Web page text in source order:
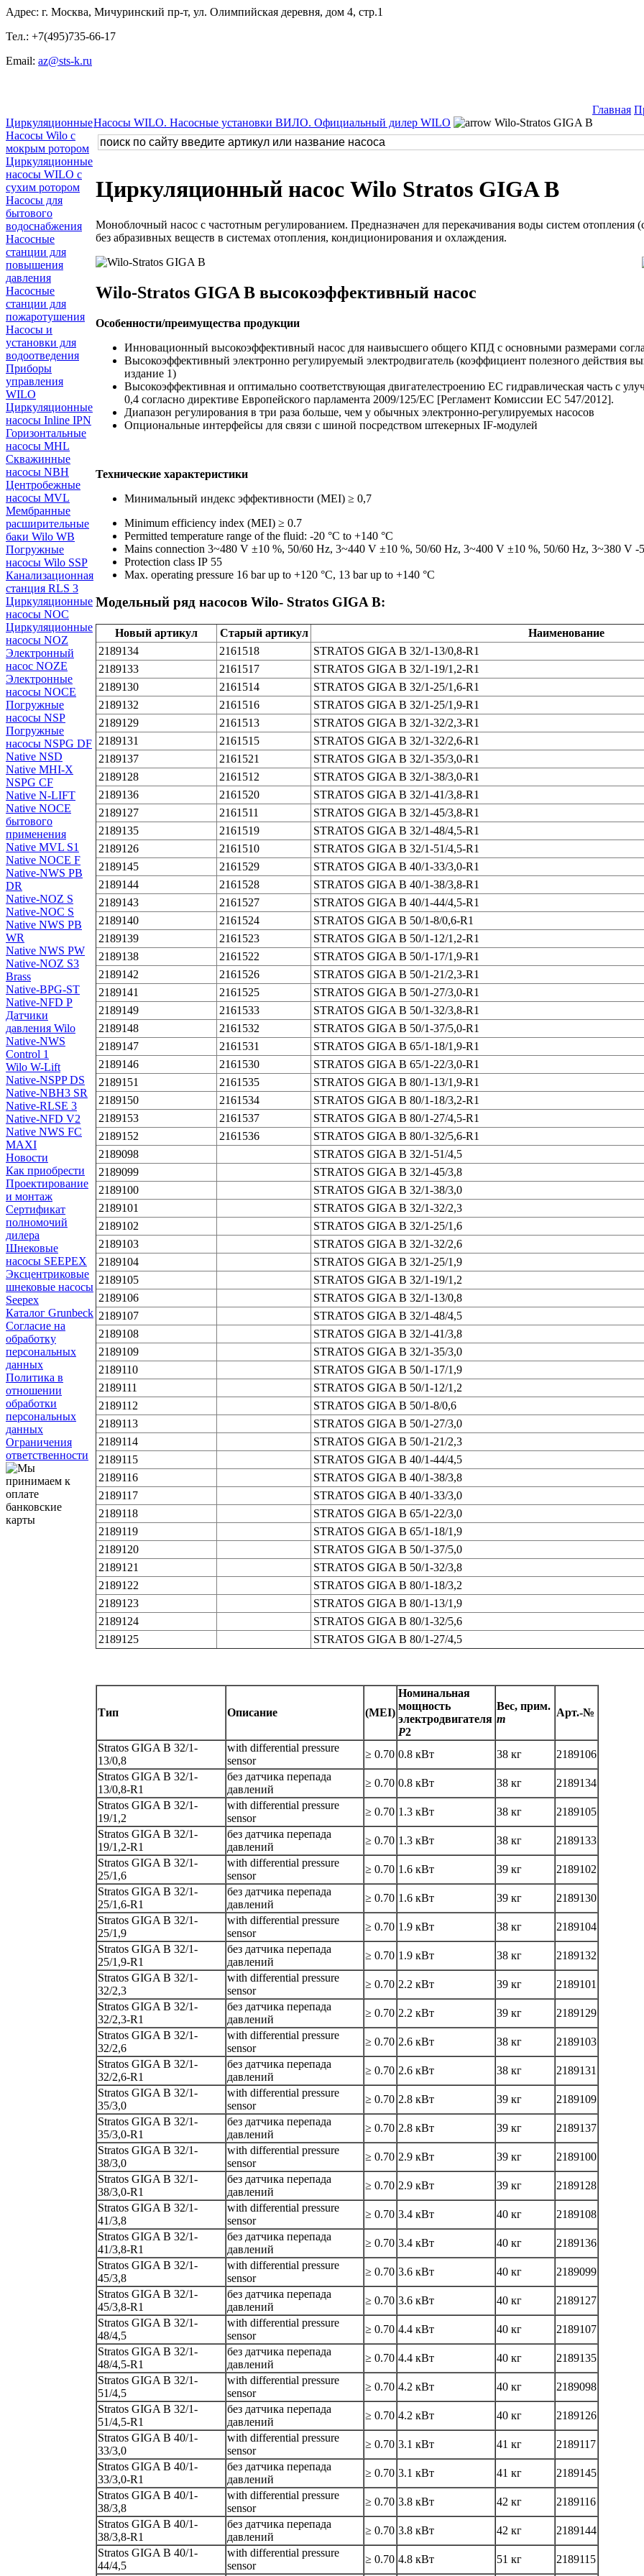
Адрес: г. Москва, Мичуринский пр-т, ул. Олимпийская деревня, дом 4, стр.1
Тел.: +7(495)735-66-17
Email: az@sts-k.ru
Главная
Циркуляционные
Насосы Wilo с
мокрым ротором
Циркуляционные
насосы WILO с
сухим ротором
Насосы для
бытового
водоснабжения
Насосные
станции для
повышения
давления
Насосные
станции для
пожаротушения
Насосы и
установки для
водоотведения
Приборы
управления
WILO
Циркуляционные
насосы Inline IPN
Горизонтальные
насосы MHL
Скважинные
насосы NBH
Центробежные
насосы MVL
Мембранные
расширительные
баки Wilo WB
Погружные
насосы Wilo SSP
Канализационная
станция RLS 3
Циркуляционные
насосы NOC
Циркуляционные
насосы NOZ
Электронный
насос NOZE
Электронные
насосы NOCE
Погружные
насосы NSP
Погружные
насосы NSPG DF
Native NSD
Native MHI-X
NSPG CF
Native N-LIFT
Native NOCE
бытового
применения
Native MVL S1
Native NOCE F
Native-NWS PB
DR
Native-NOZ S
Native-NOC S
Native NWS PB
WR
Native NWS PW
Native-NOZ S3
Brass
Native-BPG-ST
Native-NFD P
Датчики
давления Wilo
Native-NWS
Control 1
Wilo W-Lift
Native-NSPP DS
Native-NBH3 SR
Native-RLSE 3
Native-NFD V2
Native NWS FC
MAXI
Новости
Как приобрести
Проектирование
и монтаж
Сертификат
полномочий
дилера
Шнековые
насосы SEEPEX
Эксцентриковые
шнековые насосы
Seepex
Каталог Grunbeck
Согласие на
обработку
персональных
данных
Политика в
отношении
обработки
персональных
данных
Ограничения
ответственности
Насосы WILO. Насосные установки ВИЛО. Официальный дилер WILO Wilo-Stratos GIGA B
Циркуляционный насос Wilo Stratos GIGA B
Моноблочный насос с частотным регулированием. Предназначен для перекачивания воды систем отопления
без абразивных веществ в системах отопления, кондиционирования и охлаждения.
Wilo-Stratos GIGA B высокоэффективный насос
Особенности/преимущества продукции
Инновационный высокоэффективный насос для наивысшего общего КПД с основными размерами
Высокоэффективный электронно регулируемый электродвигатель (коэффициент полезного действия
издание 1)
Высокоэффективная и оптимально соответствующая двигателестроению ЕС гидравлическая часть
0,4 согласно директиве Европейского парламента 2009/125/EC [Регламент Комиссии ЕС 547/2012].
Диапазон регулирования в три раза больше, чем у обычных электронно-регулируемых насосов
Опциональные интерфейсы для связи с шиной посредством штекерных IF-модулей
Технические характеристики
Минимальный индекс эффективности (MEI) ≥ 0,7
Minimum efficiency index (MEI) ≥ 0.7
Permitted temperature range of the fluid: -20 °C to +140 °C
Mains connection 3~480 V ±10 %, 50/60 Hz, 3~440 V ±10 %, 50/60 Hz, 3~400 V ±10 %, 50/60 Hz, 3~380 V -
Protection class IP 55
Max. operating pressure 16 bar up to +120 °C, 13 bar up to +140 °C
Модельный ряд насосов Wilo- Stratos GIGA B:
Новый артикул Старый артикул Наименование
2189134
2161518 STRATOS GIGA B 32/1-13/0,8-R1
2189133
2161517 STRATOS GIGA B 32/1-19/1,2-R1
2189130
2161514 STRATOS GIGA B 32/1-25/1,6-R1
2189132
2161516 STRATOS GIGA B 32/1-25/1,9-R1
2189129
2161513 STRATOS GIGA B 32/1-32/2,3-R1
2189131
2161515 STRATOS GIGA B 32/1-32/2,6-R1
2189137
2161521 STRATOS GIGA B 32/1-35/3,0-R1
2189128
2161512 STRATOS GIGA B 32/1-38/3,0-R1
2189136
2161520 STRATOS GIGA B 32/1-41/3,8-R1
2189127
2161511 STRATOS GIGA B 32/1-45/3,8-R1
2189135
2161519 STRATOS GIGA B 32/1-48/4,5-R1
2189126
2161510 STRATOS GIGA B 32/1-51/4,5-R1
2189145
2161529 STRATOS GIGA B 40/1-33/3,0-R1
2189144
2161528 STRATOS GIGA B 40/1-38/3,8-R1
2189143
2161527 STRATOS GIGA B 40/1-44/4,5-R1
2189140
2161524 STRATOS GIGA B 50/1-8/0,6-R1
2189139
2161523 STRATOS GIGA B 50/1-12/1,2-R1
2189138
2161522 STRATOS GIGA B 50/1-17/1,9-R1
2189142
2161526 STRATOS GIGA B 50/1-21/2,3-R1
2189141
2161525 STRATOS GIGA B 50/1-27/3,0-R1
2189149
2161533 STRATOS GIGA B 50/1-32/3,8-R1
2189148
2161532 STRATOS GIGA B 50/1-37/5,0-R1
2189147
2161531 STRATOS GIGA B 65/1-18/1,9-R1
2189146
2161530 STRATOS GIGA B 65/1-22/3,0-R1
2189151
2161535 STRATOS GIGA B 80/1-13/1,9-R1
2189150
2161534 STRATOS GIGA B 80/1-18/3,2-R1
2189153
2161537 STRATOS GIGA B 80/1-27/4,5-R1
2189152
2161536 STRATOS GIGA B 80/1-32/5,6-R1
2189098
STRATOS GIGA B 32/1-51/4,5
2189099
STRATOS GIGA B 32/1-45/3,8
2189100
STRATOS GIGA B 32/1-38/3,0
2189101
STRATOS GIGA B 32/1-32/2,3
2189102
STRATOS GIGA B 32/1-25/1,6
2189103
STRATOS GIGA B 32/1-32/2,6
2189104
STRATOS GIGA B 32/1-25/1,9
2189105
STRATOS GIGA B 32/1-19/1,2
2189106
STRATOS GIGA B 32/1-13/0,8
2189107
STRATOS GIGA B 32/1-48/4,5
2189108
STRATOS GIGA B 32/1-41/3,8
2189109
STRATOS GIGA B 32/1-35/3,0
2189110
STRATOS GIGA B 50/1-17/1,9
2189111
STRATOS GIGA B 50/1-12/1,2
2189112
STRATOS GIGA B 50/1-8/0,6
2189113
STRATOS GIGA B 50/1-27/3,0
2189114
STRATOS GIGA B 50/1-21/2,3
2189115
STRATOS GIGA B 40/1-44/4,5
2189116
STRATOS GIGA B 40/1-38/3,8
2189117
STRATOS GIGA B 40/1-33/3,0
2189118
STRATOS GIGA B 65/1-22/3,0
2189119
STRATOS GIGA B 65/1-18/1,9
2189120
STRATOS GIGA B 50/1-37/5,0
2189121
STRATOS GIGA B 50/1-32/3,8
2189122
STRATOS GIGA B 80/1-18/3,2
2189123
STRATOS GIGA B 80/1-13/1,9
2189124
STRATOS GIGA B 80/1-32/5,6
2189125
STRATOS GIGA B 80/1-27/4,5
Тип Описание (MEI)
Номинальная
мощность
электродвигателя
P2
Вес, прим.
m
Арт.-№
Stratos GIGA B 32/1-
13/0,8
with differential pressure
sensor
≥ 0.70 0.8 кВт 38 кг
2189106
Stratos GIGA B 32/1-
13/0,8-R1
без датчика перепада
давлений
≥ 0.70 0.8 кВт 38 кг
2189134
Stratos GIGA B 32/1-
19/1,2
with differential pressure
sensor
≥ 0.70 1.3 кВт 38 кг
2189105
Stratos GIGA B 32/1-
19/1,2-R1
без датчика перепада
давлений
≥ 0.70 1.3 кВт 38 кг
2189133
Stratos GIGA B 32/1-
25/1,6
with differential pressure
sensor
≥ 0.70 1.6 кВт 39 кг
2189102
Stratos GIGA B 32/1-
25/1,6-R1
без датчика перепада
давлений
≥ 0.70 1.6 кВт 39 кг
2189130
Stratos GIGA B 32/1-
25/1,9
with differential pressure
sensor
≥ 0.70 1.9 кВт 38 кг
2189104
Stratos GIGA B 32/1-
25/1,9-R1
без датчика перепада
давлений
≥ 0.70 1.9 кВт 38 кг
2189132
Stratos GIGA B 32/1-
32/2,3
with differential pressure
sensor
≥ 0.70 2.2 кВт 39 кг
2189101
Stratos GIGA B 32/1-
32/2,3-R1
без датчика перепада
давлений
≥ 0.70 2.2 кВт 39 кг
2189129
Stratos GIGA B 32/1-
32/2,6
with differential pressure
sensor
≥ 0.70 2.6 кВт 38 кг
2189103
Stratos GIGA B 32/1-
32/2,6-R1
без датчика перепада
давлений
≥ 0.70 2.6 кВт 38 кг
2189131
Stratos GIGA B 32/1-
35/3,0
with differential pressure
sensor
≥ 0.70 2.8 кВт 39 кг
2189109
Stratos GIGA B 32/1-
35/3,0-R1
без датчика перепада
давлений
≥ 0.70 2.8 кВт 39 кг
2189137
Stratos GIGA B 32/1-
38/3,0
with differential pressure
sensor
≥ 0.70 2.9 кВт 39 кг
2189100
Stratos GIGA B 32/1-
38/3,0-R1
без датчика перепада
давлений
≥ 0.70 2.9 кВт 39 кг
2189128
Stratos GIGA B 32/1-
41/3,8
with differential pressure
sensor
≥ 0.70 3.4 кВт 40 кг
2189108
Stratos GIGA B 32/1-
41/3,8-R1
без датчика перепада
давлений
≥ 0.70 3.4 кВт 40 кг
2189136
Stratos GIGA B 32/1-
45/3,8
with differential pressure
sensor
≥ 0.70 3.6 кВт 40 кг
2189099
Stratos GIGA B 32/1-
45/3,8-R1
без датчика перепада
давлений
≥ 0.70 3.6 кВт 40 кг
2189127
Stratos GIGA B 32/1-
48/4,5
with differential pressure
sensor
≥ 0.70 4.4 кВт 40 кг
2189107
Stratos GIGA B 32/1-
48/4,5-R1
без датчика перепада
давлений
≥ 0.70 4.4 кВт 40 кг
2189135
Stratos GIGA B 32/1-
51/4,5
with differential pressure
sensor
≥ 0.70 4.2 кВт 40 кг
2189098
Stratos GIGA B 32/1-
51/4,5-R1
без датчика перепада
давлений
≥ 0.70 4.2 кВт 40 кг
2189126
Stratos GIGA B 40/1-
33/3,0
with differential pressure
sensor
≥ 0.70 3.1 кВт 41 кг
2189117
Stratos GIGA B 40/1-
33/3,0-R1
без датчика перепада
давлений
≥ 0.70 3.1 кВт 41 кг
2189145
Stratos GIGA B 40/1-
38/3,8
with differential pressure
sensor
≥ 0.70 3.8 кВт 42 кг
2189116
Stratos GIGA B 40/1-
38/3,8-R1
без датчика перепада
давлений
≥ 0.70 3.8 кВт 42 кг
2189144
Stratos GIGA B 40/1-
44/4,5
with differential pressure
sensor
≥ 0.70 4.8 кВт 51 кг
2189115